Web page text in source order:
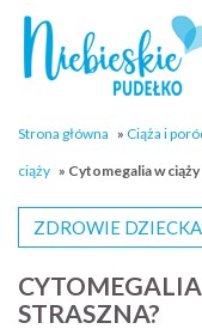
Strona główna » Ciąża i
ciąży » Cytomegalia w
STRASZNA?
ZDROWIE